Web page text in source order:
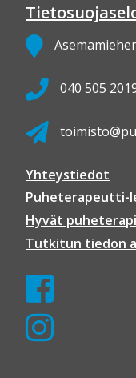
040 505
Yhteystiedot
Puheterapeutti-
Hyvät
Tutkitun tiedon